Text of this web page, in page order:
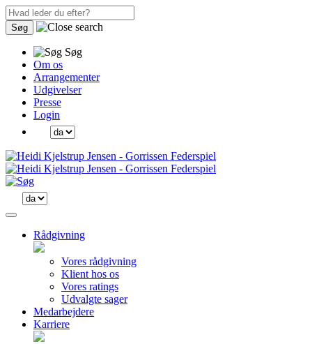
Søg
Søg
Om os
Arrangementer
Udgivelser
Presse
Login
Rådgivning
Vores rådgivning
Klient hos os
Vores ratings
Udvalgte sager
Medarbejdere
Karriere